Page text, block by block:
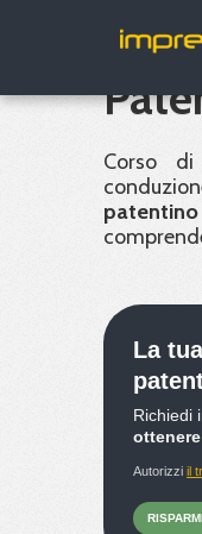
Corso di
patentino
La
Richiedi
Autorizzi il